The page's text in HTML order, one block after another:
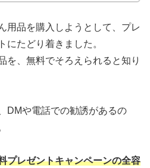
用品を購入しようとして、プレ
にたどり着きました。
を、無料でそろえられると知り
DMや電話での勧誘があるの
プレゼントキャンペーンの全容